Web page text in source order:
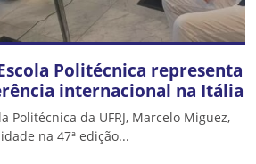
Politécnica representa
internacional na Itália
Politécnica da UFRJ, Marcelo Miguez,
na 47ª edição...